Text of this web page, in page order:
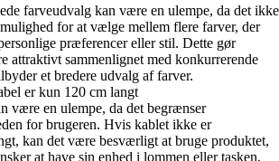
farveudvalg kan være en ulempe, da det ikke
for at vælge mellem flere farver, der
præferencer eller stil. Dette gør
attraktivt sammenlignet med konkurrerende
et bredere udvalg af farver.
er kun 120 cm langt
være en ulempe, da det begrænser
for brugeren. Hvis kablet ikke er
kan det være besværligt at bruge produktet,
at have sin enhed i lommen eller tasken,